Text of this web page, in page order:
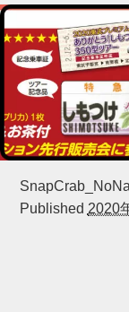
Published 2020